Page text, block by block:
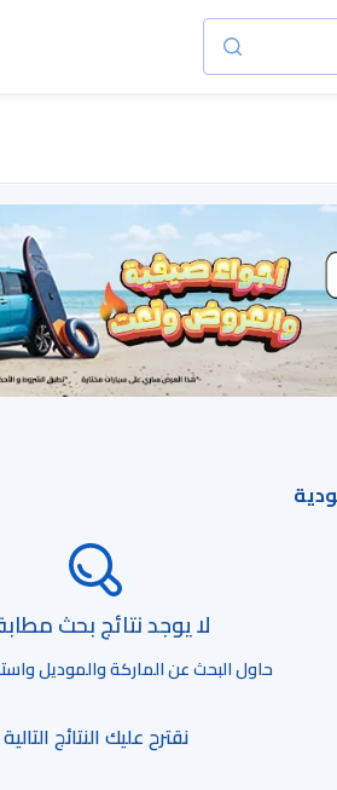
لا يوجد نتائج بحث
حاول البحث عن الماركة والموديل
نقترح عليك النتائج التالية